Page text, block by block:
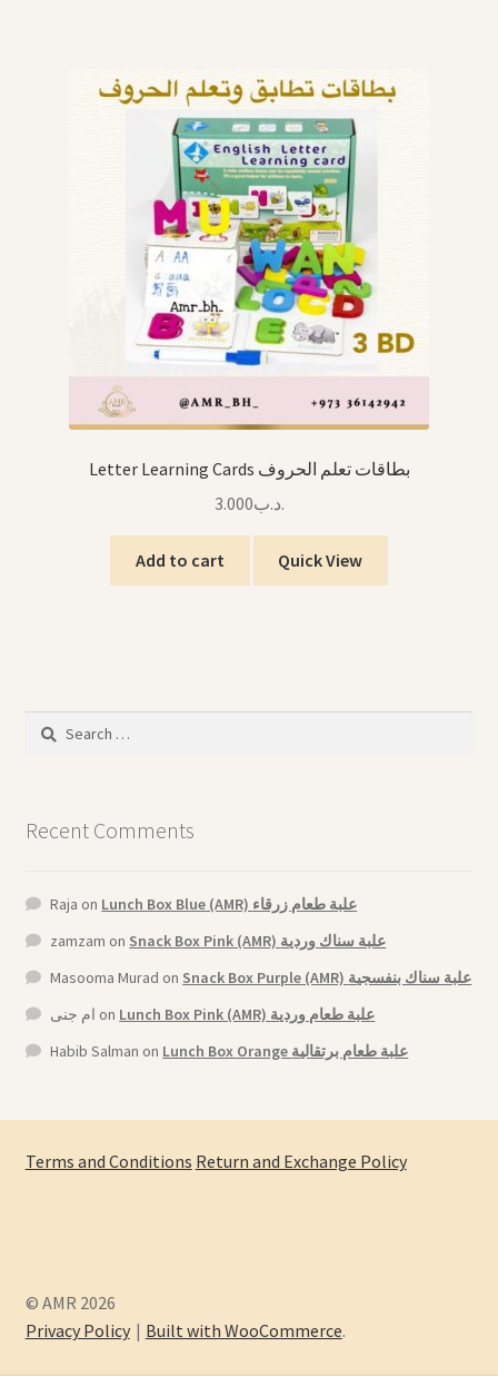
Letter Learning Cards بطاقات تعلم الحروف
.د.ب3.000
Add to cart Quick View
Search
Recent Comments
Raja on
Lunch Box Blue (AMR) علبة طعام زرقاء
zamzam on
Snack Box Pink (AMR) علبة سناك وردية
Masooma Murad on
Snack Box Purple (AMR) علبة سناك بنفسجية
ام جنى on
Lunch Box Pink (AMR) علبة طعام وردية
Habib Salman on Lunch Box Orange علبة طعام برتقالية
Terms and Conditions Return and Exchange Policy
© AMR 2026
Privacy Policy
Built with WooCommerce.